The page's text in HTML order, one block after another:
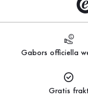
Gabors officiella
Gratis frakt